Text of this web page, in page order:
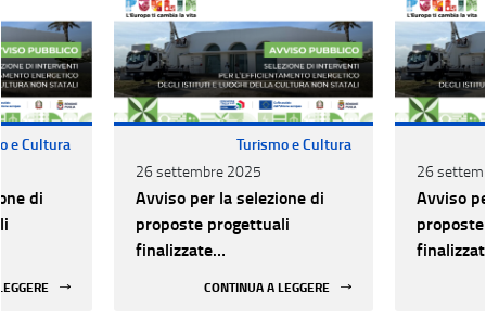
e Cultura
di
Turismo e Cultura
26 settembre 2025
Avviso per la selezione di
proposte progettuali
finalizzate
CONTINUA A LEGGERE
26
Avviso